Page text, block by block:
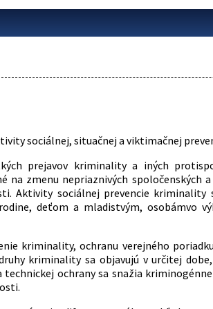
sociálnej, situačnej a viktimačnej
prejavov kriminality a iných
na zmenu nepriaznivých spoločenských
Aktivity sociálnej prevencie kriminality
deťom a mladistvým, osobámvo
kriminality, ochranu verejného
kriminality sa objavujú v určitej
ochrany sa snažia